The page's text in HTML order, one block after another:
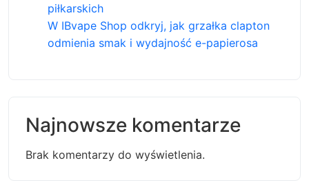
piłkarskich
W IBvape Shop odkryj, jak grzałka clapton
odmienia smak i wydajność e-papierosa
Najnowsze komentarze
Brak komentarzy do wyświetlenia.